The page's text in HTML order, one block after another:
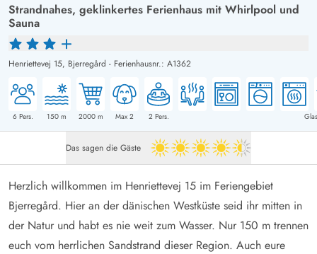
Strandnahes, geklinkertes Ferienhaus mit Whirlpool und
Sauna
Henriettevej 15, Bjerregård - Ferienhausnr.: A1362
6Pers. 150 m 2000m Max 2 2 Pers.
Das sagen die Gäste 4.5 von 5
Herzlich willkommen im Henriettevej 15 im Feriengebiet
Bjerregård. Hier an der dänischen Westküste seid ihr mitten in
der Natur und habt es nie weit zum Wasser. Nur 150 m trennen
euch vom herrlichen Sandstrand dieser Region. Auch eure